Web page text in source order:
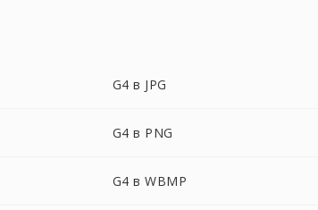
G4 в JPG
G4 в PNG
G4 в WBMP